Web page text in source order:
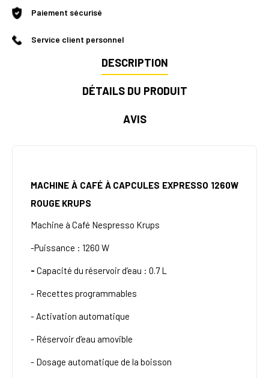
Paiement sécurisé
Service client personnel
DESCRIPTION
DÉTAILS DU PRODUIT
AVIS
MACHINE À CAFÉ À CAPCULES EXPRESSO 1260W
ROUGE KRUPS
Machine à Café Nespresso Krups
-Puissance : 1260 W
- Capacité du réservoir d’eau : 0.7 L
- Recettes programmables
- Activation automatique
- Réservoir d’eau amovible
- Dosage automatique de la boisson